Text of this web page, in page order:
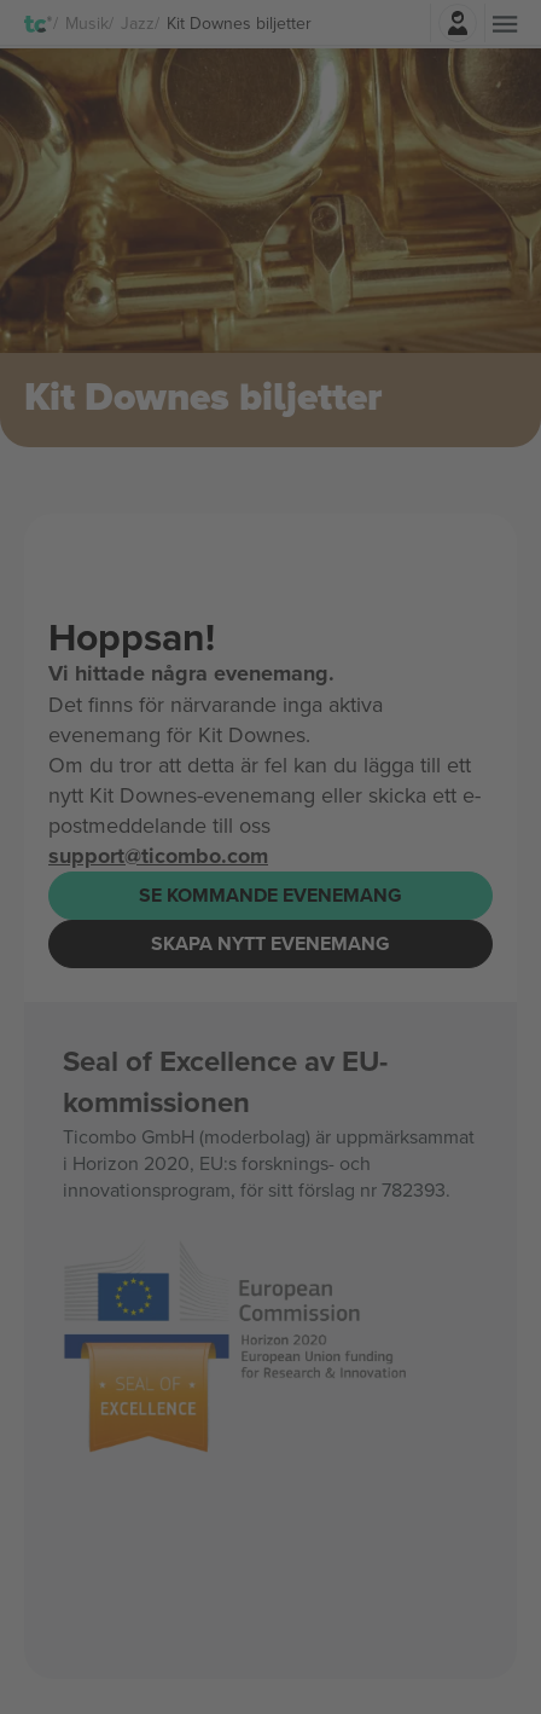
Musik Jazz Kit Downes biljetterLogga in
Kit Downes biljetter
Hoppsan!
Vi hittade några evenemang.
Det finns för närvarande inga aktiva
evenemang för Kit Downes.
Om du tror att detta är fel kan du lägga till ett
nytt Kit Downes-evenemang eller skicka ett e-
postmeddelande till oss
support@ticombo.com
SE KOMMANDE EVENEMANG
SKAPA NYTT EVENEMANG
Seal of Excellence av EU-
kommissionen
Ticombo GmbH (moderbolag) är uppmärksammat
i Horizon 2020, EU:s forsknings- och
innovationsprogram, för sitt förslag nr 782393.